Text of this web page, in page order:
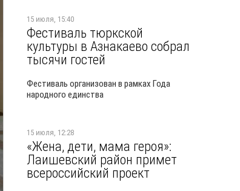
15 июля, 15:40
Фестиваль тюркской
культуры в Азнакаево собрал
тысячи гостей
Фестиваль организован в рамках Года
народного единства
15 июля, 12:28
«Жена, дети, мама героя»:
Лаишевский район примет
всероссийский проект